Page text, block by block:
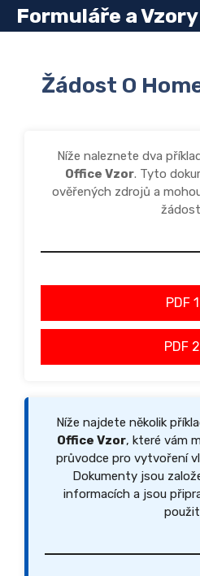
Přeskočit
Formuláře a Vzory
Žádost O
Níže naleznete dva
Office Vzor. Tyto
ověřených zdrojů a
PDF 1
PDF 2
Níže najdete několik
Office Vzor, které vám
průvodce pro vytvoření
Dokumenty jsou
informacích a jsou